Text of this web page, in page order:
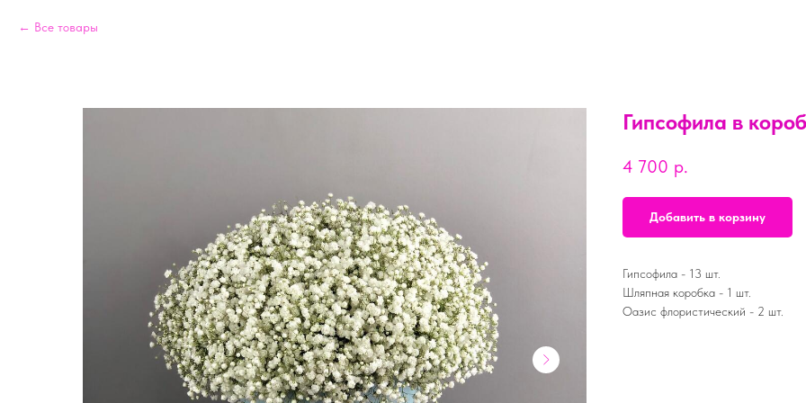
Все товары
Гипсофила в
4 700 р.
Добавить в корзину
Гипсофила - 13 шт.
Шляпная коробка - 1 шт.
Оазис флористический - 2 шт.